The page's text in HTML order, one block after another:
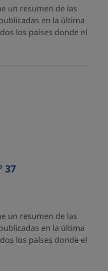
un resumen de las
en la última
los países donde el
37
un resumen de las
en la última
los países donde el